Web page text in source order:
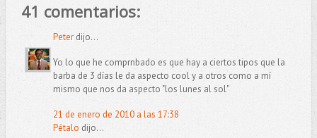
41 comentarios:
Peterdijo...
Yo lo que he comprnbado es que hay a ciertos tipos que la
barba de 3 días le da aspecto cool y a otros como a mí
mismo que nos da aspecto "los lunes al sol"
21 de enero de 2010 a las 17:38
Pétalo dijo...